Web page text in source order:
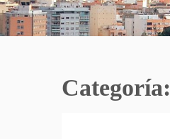
Categoría: